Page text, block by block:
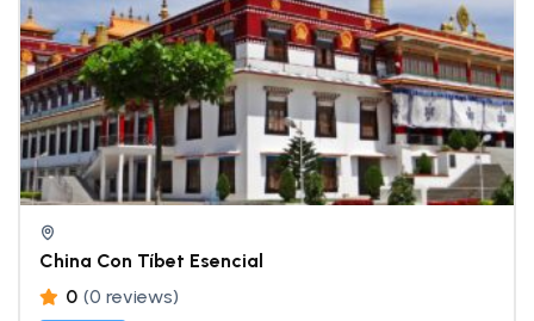
China Con Tíbet Esencial
0 (0 reviews)